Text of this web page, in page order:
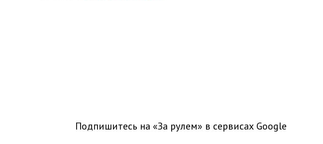
Подпишитесь на «За рулем» в сервисах Google